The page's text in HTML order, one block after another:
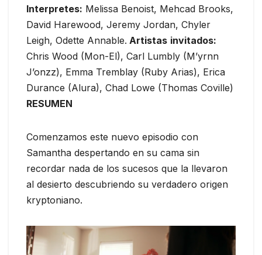
Interpretes: Melissa Benoist, Mehcad Brooks,
David Harewood, Jeremy Jordan, Chyler
Leigh, Odette Annable. Artistas invitados:
Chris Wood (Mon-El), Carl Lumbly (M’yrnn
J’onzz), Emma Tremblay (Ruby Arias), Erica
Durance (Alura), Chad Lowe (Thomas Coville)
RESUMEN
Comenzamos este nuevo episodio con
Samantha despertando en su cama sin
recordar nada de los sucesos que la llevaron
al desierto descubriendo su verdadero origen
kryptoniano.